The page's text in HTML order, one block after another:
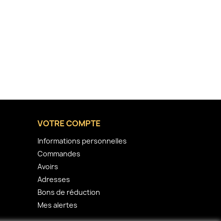
VOTRE COMPTE
Informations personnelles
Commandes
Avoirs
Adresses
Bons de réduction
Mes alertes